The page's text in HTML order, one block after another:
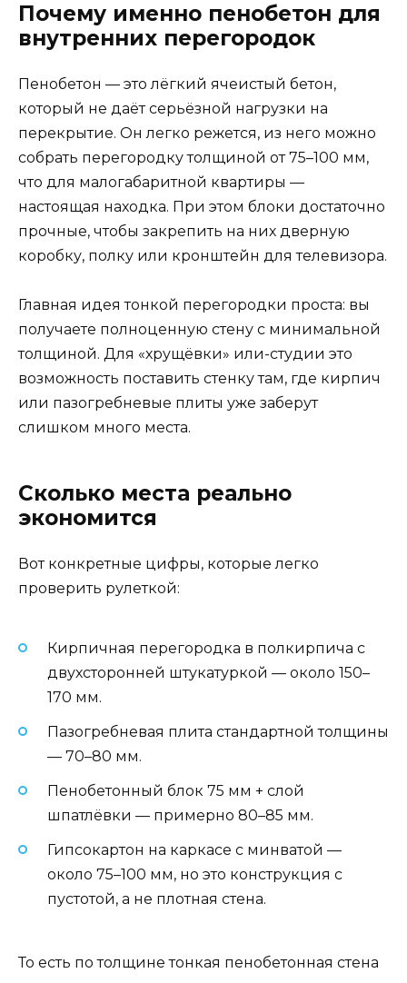
Почему именно пенобетон для
внутренних перегородок
Пенобетон — это лёгкий ячеистый бетон,
который не даёт серьёзной нагрузки на
перекрытие. Он легко режется, из него можно
собрать перегородку толщиной от 75–100 мм,
что для малогабаритной квартиры —
настоящая находка. При этом блоки достаточно
прочные, чтобы закрепить на них дверную
коробку, полку или кронштейн для телевизора.
Главная идея тонкой перегородки проста: вы
получаете полноценную стену с минимальной
толщиной. Для «хрущёвки» или-студии это
возможность поставить стенку там, где кирпич
или пазогребневые плиты уже заберут
слишком много места.
Сколько места реально
экономится
Вот конкретные цифры, которые легко
проверить рулеткой:
Кирпичная перегородка в полкирпича с
двухсторонней штукатуркой — около 150–
170 мм.
Пазогребневая плита стандартной толщины
— 70–80 мм.
Пенобетонный блок 75 мм + слой
шпатлёвки — примерно 80–85 мм.
Гипсокартон на каркасе с минватой —
около 75–100 мм, но это конструкция с
пустотой, а не плотная стена.
То есть по толщине тонкая пенобетонная стена